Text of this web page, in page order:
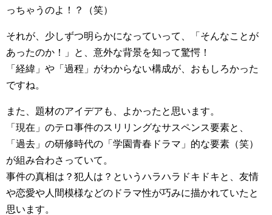
っちゃうのよ！？（笑）
それが、少しずつ明らかになっていって、「そんなことが
あったのか！」と、意外な背景を知って驚愕！
「経緯」や「過程」がわからない構成が、おもしろかった
ですね。
また、題材のアイデアも、よかったと思います。
「現在」のテロ事件のスリリングなサスペンス要素と、
「過去」の研修時代の「学園青春ドラマ」的な要素（笑）
が組み合わさっていて。
事件の真相は？犯人は？というハラハラドキドキと、友情
や恋愛や人間模様などのドラマ性が巧みに描かれていたと
思います。